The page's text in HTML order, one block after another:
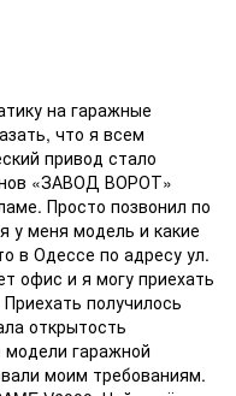
на гаражные
что я всем
привод стало
«ЗАВОД ВОРОТ»
Просто позвонил по
у меня модель и какие
в Одессе по адресу ул.
офис и я могу приехать
получилось
открытость
гаражной
моим требованиям.